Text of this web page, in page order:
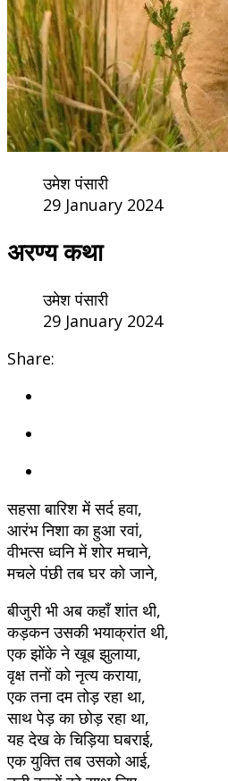
उमेश पंसारी
29 January 2024
अरण्य कथा
उमेश पंसारी
29 January 2024
Share:
सहसा बारिश में सर्द हवा,
आरंभ निशा का हुआ रवां,
वीभत्स ध्वनि में शोर मचाने,
मचले पंछी तब घर को जाने,
बीजुरी भी अब कहाँ शांत थी,
कड़कन उसकी भयाक्रांत थी,
एक झोंके ने खूब झुलाया,
वृक्ष तनों को नृत्य कराया,
एक तना दम तोड़ रहा था,
साथ पेड़ का छोड़ रहा था,
यह देख के चिड़िया घबराई,
एक युक्ति तब उसको आई,